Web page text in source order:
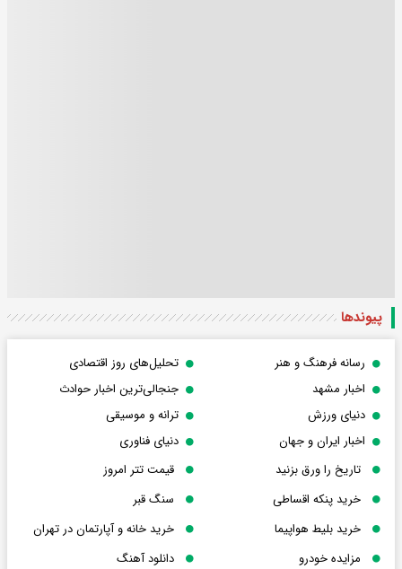
پیوندها
رسانه فرهنگ و هنر
تحلیل‌های روز اقتصادی
اخبار مشهد
جنجالی‌ترین اخبار حوادث
دنیای ورزش
ترانه و موسیقی
اخبار ایران و جهان
دنیای فناوری
تاریخ را ورق بزنید
قیمت تتر امروز
خرید پنکه اقساطی
سنگ قبر
خرید بلیط هواپیما
خرید خانه و آپارتمان در تهران
مزایده خودرو
دانلود آهنگ